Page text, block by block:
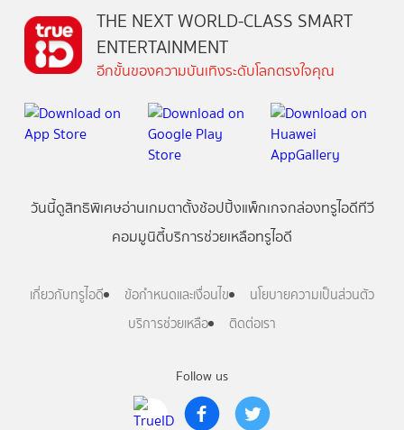
Follow us
THE NEXT WORLD-CLASS SMART
ENTERTAINMENT
อีกขั้นของความบันเทิงระดับโลกตรงใจคุณ
วันนี้ดูสิทธิพิเศษอ่านเกมตาตั้งช้อปปิ้งแพ็กเกจกล่องทรูไอดีทีวี
คอมมูนิตี้บริการช่วยเหลือทรูไอดี
เกี่ยวกับทรูไอดี ข้อกำหนดและเงื่อนไข
นโยบายความเป็นส่วนตัว
บริการช่วยเหลือ
ติดต่อเรา